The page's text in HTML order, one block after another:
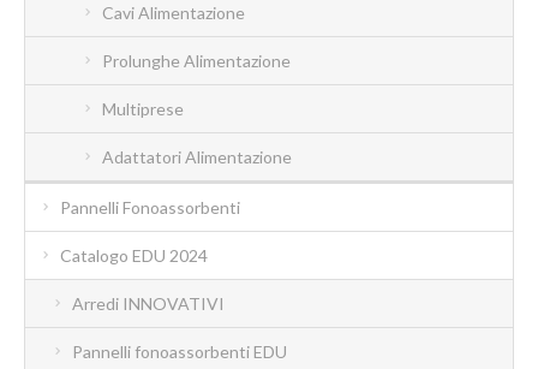
Cavi Alimentazione
Prolunghe Alimentazione
Multiprese
Adattatori Alimentazione
Pannelli Fonoassorbenti
Catalogo EDU 2024
Arredi INNOVATIVI
Pannelli fonoassorbenti EDU